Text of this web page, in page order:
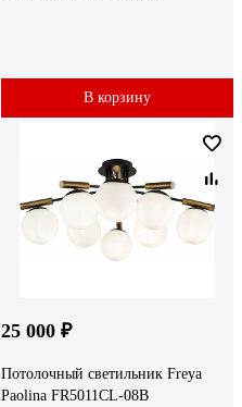
В корзину
25 000 ₽
Потолочный светильник Freya
Paolina FR5011CL-08B